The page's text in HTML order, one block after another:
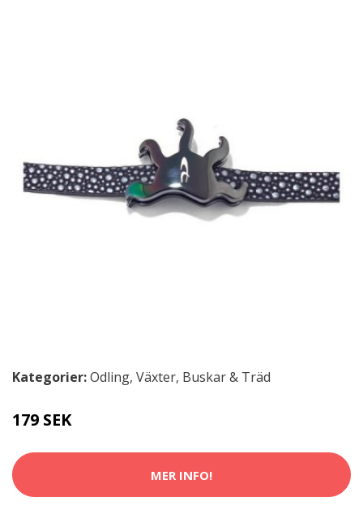
Kategorier:Odling, Växter, Buskar & Träd
179 SEK
MER INFO!